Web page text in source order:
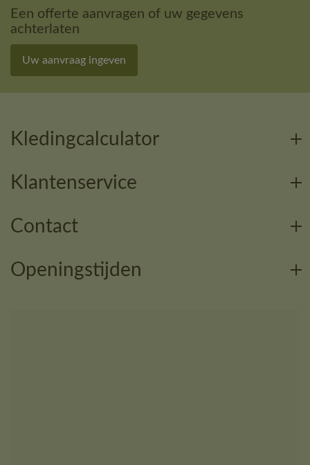
Een offerte aanvragen of uw gegevens
achterlaten
Uw aanvraag ingeven
Kledingcalculator
Klantenservice
Contact
Openingstijden